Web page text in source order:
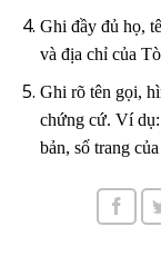
Ghi đầy đủ họ,
và địa chỉ của
Ghi rõ tên gọi,
chứng cứ. Ví
bản, số trang